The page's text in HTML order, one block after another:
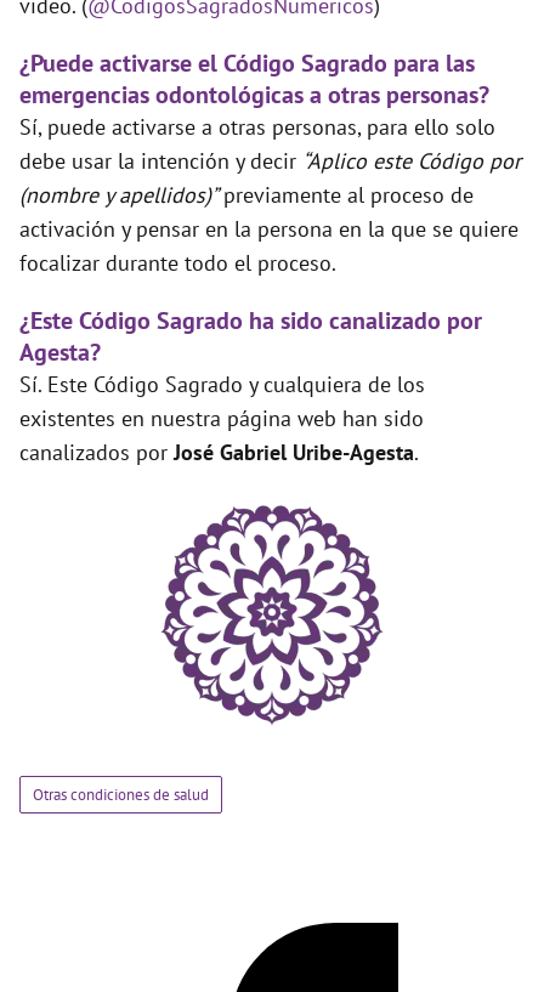
video. (@CodigosSagradosNumericos)
¿Puede activarse el Código Sagrado para las
emergencias odontológicas a otras personas?
Sí, puede activarse a otras personas, para ello solo
debe usar la intención y decir “Aplico este Código por
(nombre y apellidos)”previamente al proceso de
activación y pensar en la persona en la que se quiere
focalizar durante todo el proceso.
¿Este Código Sagrado ha sido canalizado por
Agesta?
Sí. Este Código Sagrado y cualquiera de los
existentes en nuestra página web han sido
canalizados porJosé Gabriel Uribe-Agesta.
Otras condiciones de salud